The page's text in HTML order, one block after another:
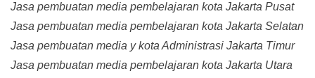
Jasa pembuatan media pembelajaran kota Jakarta Pusat
Jasa pembuatan media pembelajaran kota Jakarta Selatan
Jasa pembuatan media y kota Administrasi Jakarta Timur
Jasa pembuatan media pembelajaran kota Jakarta Utara